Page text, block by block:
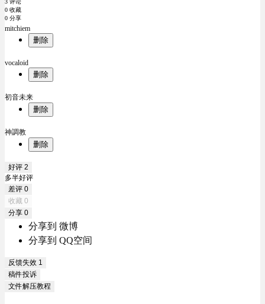
3 评论
0 收藏
0 分享
mitchiem
删除
vocaloid
删除
初音未来
删除
神調教
删除
好评 2
多半好评
差评 0
收藏 0
分享 0
分享到 微博
分享到 QQ空间
反馈失效 1
稿件投诉
文件解压教程